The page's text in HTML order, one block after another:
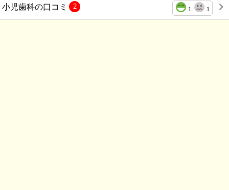
小児歯科の口コミ 1 1
2